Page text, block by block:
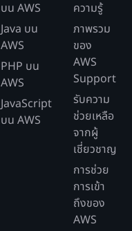
บน AWS
Java บน
AWS
PHP บน
AWS
JavaScript
บน AWS
ความรู้
ภาพรวม
ของ
AWS
Support
รับความ
ช่วยเหลือ
จากผู้
เชี่ยวชาญ
การช่วย
การเข้า
ถึงของ
AWS